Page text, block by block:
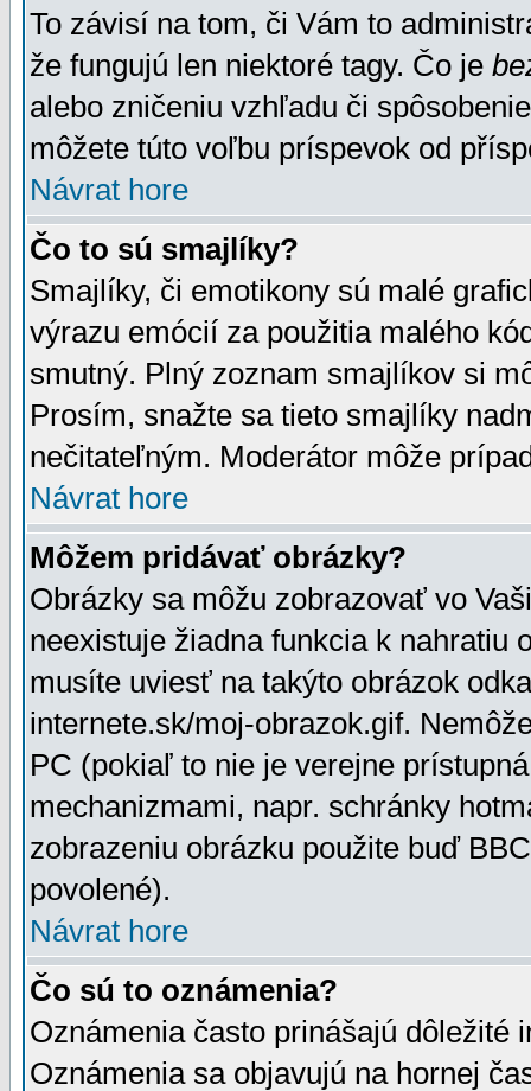
To závisí na tom, či Vám to
že fungujú len niektoré tagy. Čo je
alebo zničeniu vzhľadu či
môžete túto voľbu príspevok od
Návrat hore
Čo to sú smajlíky?
Smajlíky, či emotikony sú malé
výrazu emócií za použitia malého
smutný. Plný zoznam smajlíkov si
Prosím, snažte sa tieto smajlíky
nečitateľným. Moderátor môže
Návrat hore
Môžem pridávať obrázky?
Obrázky sa môžu zobrazovať vo
neexistuje žiadna funkcia k nahratiu
musíte uviesť na takýto obrázok
internete.sk/moj-obrazok.gif.
PC (pokiaľ to nie je verejne
mechanizmami, napr. schránky
zobrazeniu obrázku použite buď
povolené).
Návrat hore
Čo sú to oznámenia?
Oznámenia často prinášajú dôležité
Oznámenia sa objavujú na hornej